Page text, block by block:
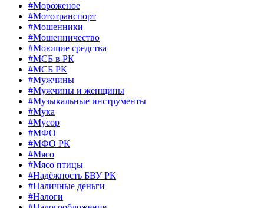
#Мороженое
#Мототранспорт
#Мошенники
#Мошенничество
#Моющие средства
#МСБ в РК
#МСБ РК
#Мужчины
#Мужчины и женщины
#Музыкальные инструменты
#Мука
#Мусор
#МФО
#МФО РК
#Мясо
#Мясо птицы
#Надёжность БВУ РК
#Наличные деньги
#Налоги